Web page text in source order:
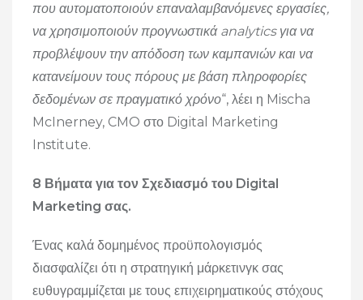
που αυτοματοποιούν επαναλαμβανόμενες εργασίες,
να χρησιμοποιούν προγνωστικά analytics για να
προβλέψουν την απόδοση των καμπανιών και να
κατανείμουν τους πόρους με βάση πληροφορίες
δεδομένων σε πραγματικό χρόνο“, λέει η Mischa
McInerney, CMO στο Digital Marketing
Institute.
8 Βήματα για τον Σχεδιασμό του Digital
Marketing σας.
Ένας καλά δομημένος προϋπολογισμός
διασφαλίζει ότι η στρατηγική μάρκετινγκ σας
ευθυγραμμίζεται με τους επιχειρηματικούς στόχους